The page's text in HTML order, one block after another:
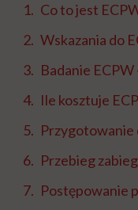
Co to jest
Wskazania do
Badanie
Ile kosztuje
Przygotowanie
Przebieg
Postępowanie